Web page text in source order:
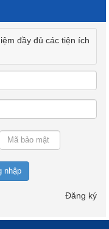
đầy đủ các tiện ích
nhập
Đăng ký